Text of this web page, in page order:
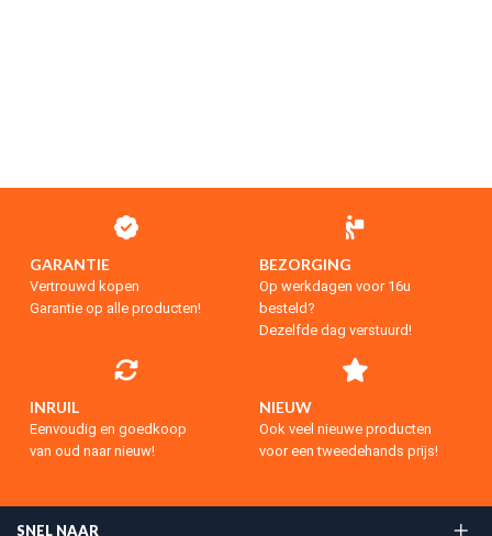
GARANTIE
Vertrouwd kopen
Garantie op alle producten!
BEZORGING
Op werkdagen voor 16u
besteld?
Dezelfde dag verstuurd!
INRUIL
Eenvoudig en goedkoop
van oud naar nieuw!
NIEUW
Ook veel nieuwe producten
voor een tweedehands prijs!
SNEL NAAR